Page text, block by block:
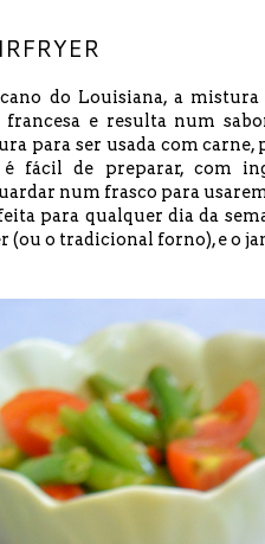
do Louisiana, a
e resulta num
para ser usada com carne,
é fácil de preparar, com
num frasco para
para qualquer dia da
(ou o tradicional forno), e o